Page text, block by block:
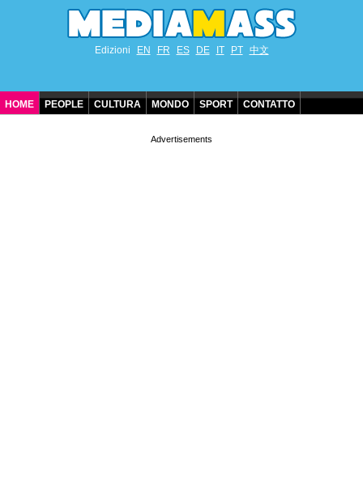
Edizioni EN FR ES DE IT PT 中文
HOME PEOPLE CULTURA MONDO SPORT CONTATTO